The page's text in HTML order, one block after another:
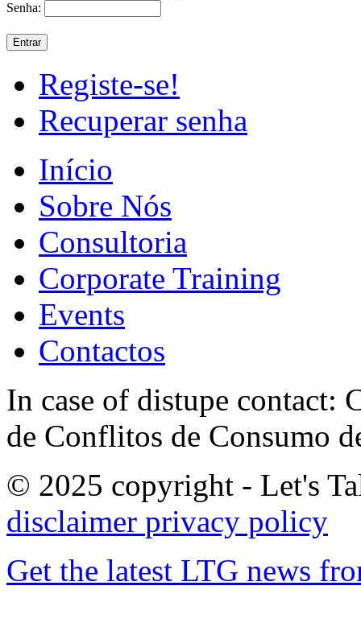
Senha:
Registe-se!
Recuperar senha
Início
Sobre Nós
Consultoria
Corporate Training
Events
Contactos
In case of distupe contact:
de Conflitos de Consumo
© 2025 copyright - Let's
disclaimer privacy policy
Get the latest LTG news